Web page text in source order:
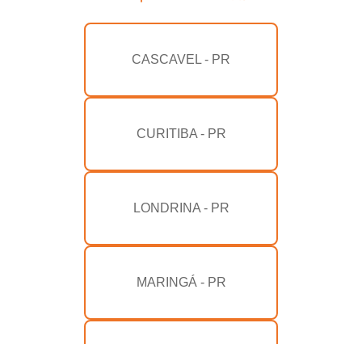
CASCAVEL - PR
CURITIBA - PR
LONDRINA - PR
MARINGÁ - PR